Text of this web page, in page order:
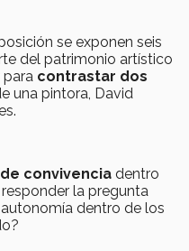
se exponen seis
del patrimonio artístico
contrastar dos
una pintora, David
convivencia dentro
la pregunta
dentro de los